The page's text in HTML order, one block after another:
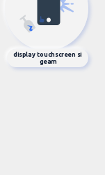
display touchscreen si
geam